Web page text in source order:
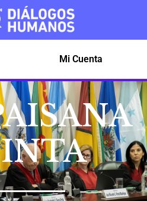
Mi Cuenta